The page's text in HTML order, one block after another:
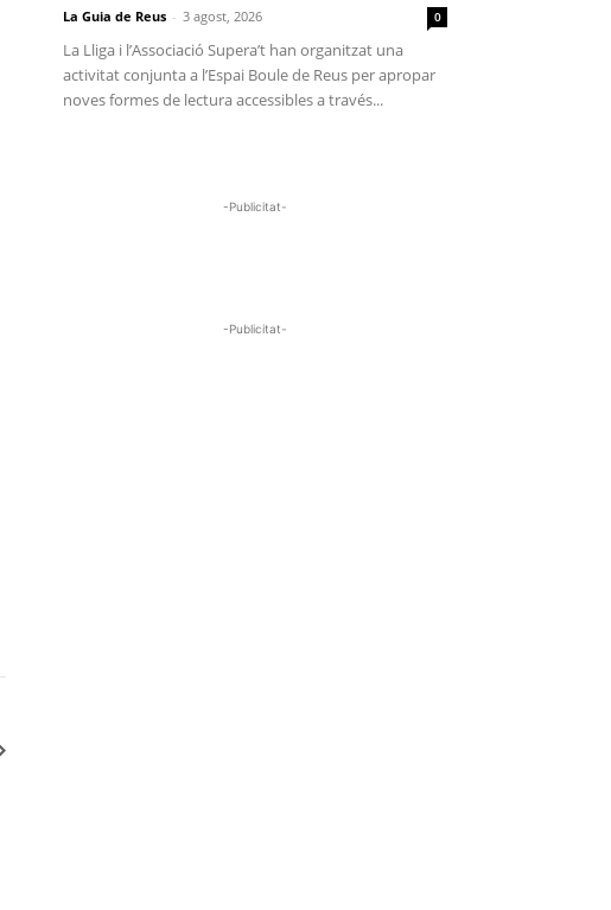
La Guia de Reus - 3 agost, 2026 0
La Lliga i l’Associació Supera’t han organitzat una
activitat conjunta a l’Espai Boule de Reus per apropar
noves formes de lectura accessibles a través...
-Publicitat-
-Publicitat-